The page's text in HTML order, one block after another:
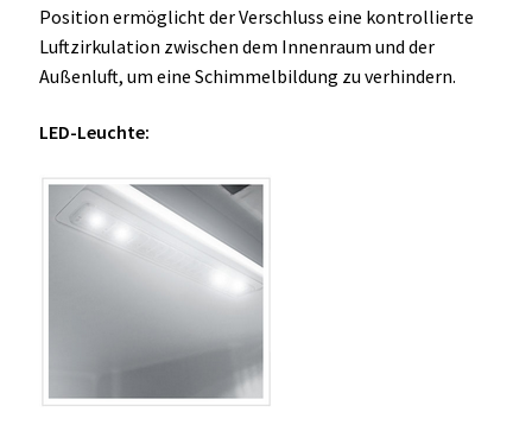
Position ermöglicht der Verschluss eine kontrollierte
Luftzirkulation zwischen dem Innenraum und der
Außenluft, um eine Schimmelbildung zu verhindern.
LED-Leuchte: